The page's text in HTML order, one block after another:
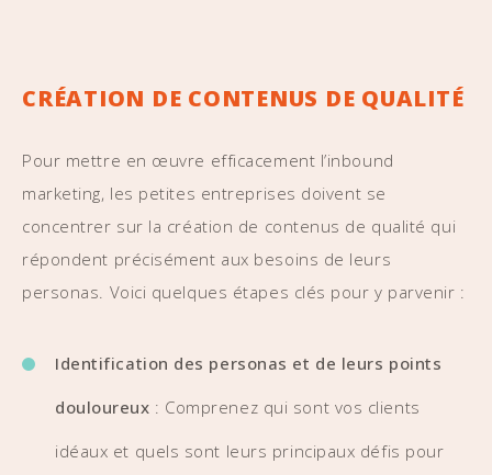
CRÉATION DE CONTENUS DE QUALITÉ
Pour mettre en œuvre efficacement l’inbound
marketing, les petites entreprises doivent se
concentrer sur la création de contenus de qualité qui
répondent précisément aux besoins de leurs
personas. Voici quelques étapes clés pour y parvenir :
Identification des personas et de leurs points
douloureux : Comprenez qui sont vos clients
idéaux et quels sont leurs principaux défis pour